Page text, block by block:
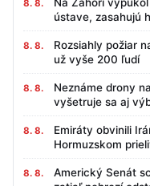
8. 8.
ústave, zasahujú
8. 8.
Rozsiahly požiar
už vyše 200 ľudí
8. 8.
Neznáme drony
vyšetruje sa aj
8. 8.
Emiráty obvinili
Hormuzskom
8. 8.
Americký Senát